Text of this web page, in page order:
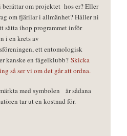
om projektet hos er? Eller
om fjärilar i allmänhet? Håller ni
sätta ihop programmet inför
i en krets av
ett entomologisk
kanske en fågelklubb? Skicka
så ser vi om det går att ordna.
med symbolen
är sådana
tar ut en kostnad för.